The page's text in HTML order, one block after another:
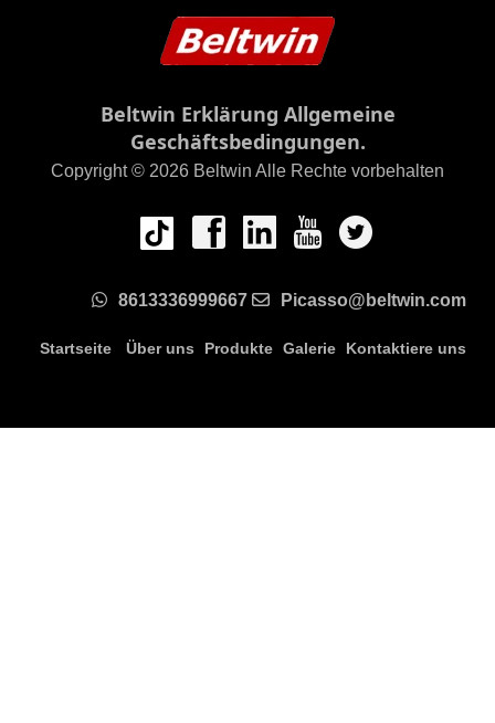
Beltwin Erklärung Allgemeine
Geschäftsbedingungen.
Copyright © 2026 Beltwin Alle Rechte vorbehalten
8613336999667 Picasso@beltwin.com
Startseite Über uns Produkte Galerie Kontaktiere uns